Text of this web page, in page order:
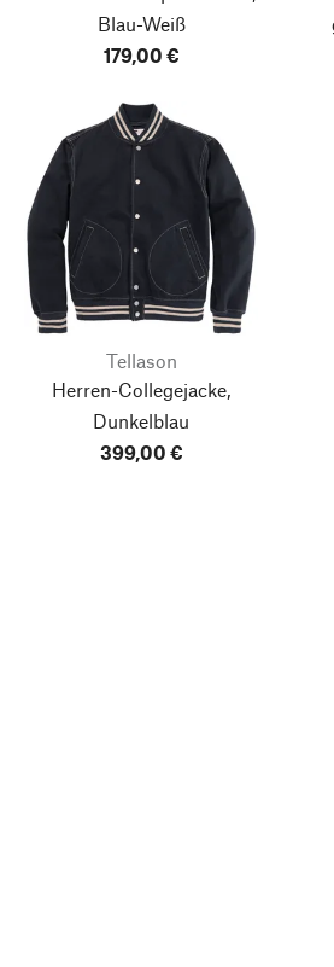
Blau-Weiß
179,00 €
Tellason
Herren-Collegejacke,
Dunkelblau
399,00 €